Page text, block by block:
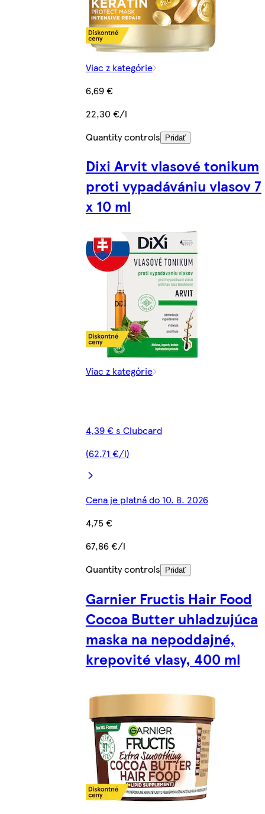
Viac z kategórie
6,69 €
22,30 €/l
Quantity controls
Pridať
Dixi Arvit vlasové tonikum
proti vypadávániu vlasov 7
x 10 ml
Viac z kategórie
4,39 € s Clubcard
(62,71 €/l)
Cena je platná do 10. 8. 2026
4,75 €
67,86 €/l
Quantity controls
Pridať
Garnier Fructis Hair Food
Cocoa Butter uhladzujúca
maska na nepoddajné,
krepovité vlasy, 400 ml